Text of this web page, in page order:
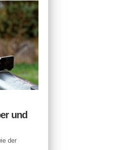
und
der